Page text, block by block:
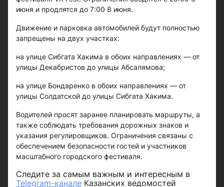
июня и продлятся до 7:00 8 июня.
Движение и парковка автомобилей будут полностью
запрещены на двух участках:
на улице Сибгата Хакима в обоих направлениях — от
улицы Декабристов до улицы Абсалямова;
на улице Бондаренко в обоих направлениях — от
улицы Солдатской до улицы Сибгата Хакима.
Водителей просят заранее планировать маршруты, а
также соблюдать требования дорожных знаков и
указания регулировщиков. Ограничения связаны с
обеспечением безопасности гостей и участников
масштабного городского фестиваля.
Следите за самым важным и интересным в
Telegram-канале Казанских ведомостей